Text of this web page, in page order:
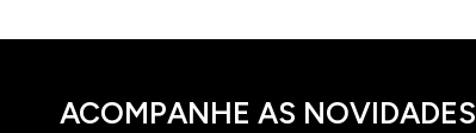
ACOMPANHE AS NOVIDADES